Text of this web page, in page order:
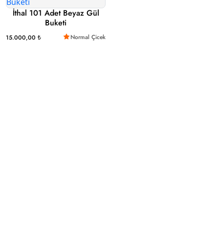
İthal 101 Adet Beyaz Gül
Buketi
15.000,00 ₺ Normal Çicek